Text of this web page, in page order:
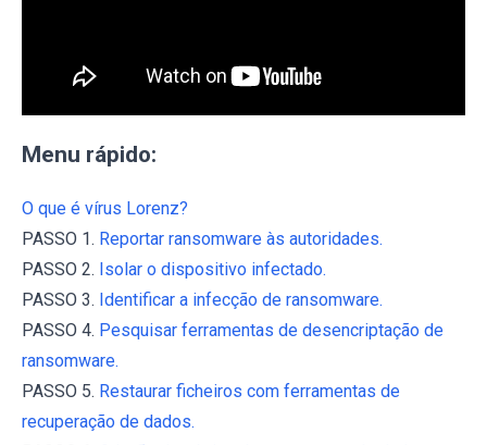
Menu rápido:
O que é vírus Lorenz?
PASSO 1. Reportar ransomware às autoridades.
PASSO 2. Isolar o dispositivo infectado.
PASSO 3. Identificar a infecção de ransomware.
PASSO 4. Pesquisar ferramentas de desencriptação de
ransomware.
PASSO 5. Restaurar ficheiros com ferramentas de
recuperação de dados.